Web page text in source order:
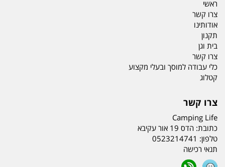
ראשי
צרו קשר
אודותינו
תקנון
בית וגן
צרו קשר
כלי עבודה למוסך ובעלי מקצוע
קטלוג
צרו קשר
Camping Life
כתובת: הדס 19 אור עקיבא
טלפון: 0523214741
תנאי רכישה